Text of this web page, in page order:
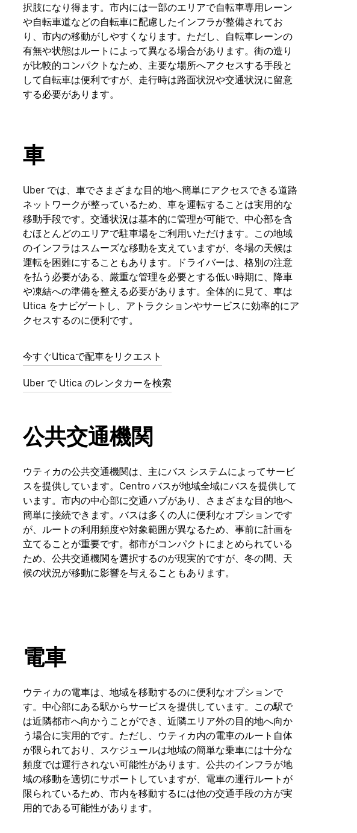
択肢になり得ます。市内には一部のエリアで自転車専用レーン
や自転車道などの自転車に配慮したインフラが整備されてお
り、市内の移動がしやすくなります。ただし、自転車レーンの
有無や状態はルートによって異なる場合があります。街の造り
が比較的コンパクトなため、主要な場所へアクセスする手段と
して自転車は便利ですが、走行時は路面状況や交通状況に留意
する必要があります。
車
Uber では、車でさまざまな目的地へ簡単にアクセスできる道路
ネットワークが整っているため、車を運転することは実用的な
移動手段です。交通状況は基本的に管理が可能で、中心部を含
むほとんどのエリアで駐車場をご利用いただけます。この地域
のインフラはスムーズな移動を支えていますが、冬場の天候は
運転を困難にすることもあります。ドライバーは、格別の注意
を払う必要がある、厳重な管理を必要とする低い時期に、降車
や凍結への準備を整える必要があります。全体的に見て、車は
Utica をナビゲートし、アトラクションやサービスに効率的にア
クセスするのに便利です。
今すぐUticaで配車をリクエスト
Uber で Utica のレンタカーを検索
公共交通機関
ウティカの公共交通機関は、主にバス システムによってサービ
スを提供しています。Centro バスが地域全域にバスを提供して
います。市内の中心部に交通ハブがあり、さまざまな目的地へ
簡単に接続できます。バスは多くの人に便利なオプションです
が、ルートの利用頻度や対象範囲が異なるため、事前に計画を
立てることが重要です。都市がコンパクトにまとめられている
ため、公共交通機関を選択するのが現実的ですが、冬の間、天
候の状況が移動に影響を与えることもあります。
電車
ウティカの電車は、地域を移動するのに便利なオプションで
す。中心部にある駅からサービスを提供しています。この駅で
は近隣都市へ向かうことができ、近隣エリア外の目的地へ向か
う場合に実用的です。ただし、ウティカ内の電車のルート自体
が限られており、スケジュールは地域の簡単な乗車には十分な
頻度では運行されない可能性があります。公共のインフラが地
域の移動を適切にサポートしていますが、電車の運行ルートが
限られているため、市内を移動するには他の交通手段の方が実
用的である可能性があります。